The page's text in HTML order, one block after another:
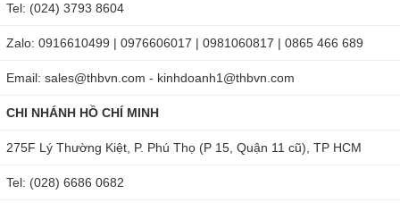
Tel: (024) 3793 8604
Zalo: 0916610499 | 0976606017 | 0981060817 | 0865 466 689
Email: sales@thbvn.com - kinhdoanh1@thbvn.com
CHI NHÁNH HỒ CHÍ MINH
275F Lý Thường Kiệt, P. Phú Thọ (P 15, Quận 11 cũ), TP HCM
Tel: (028) 6686 0682